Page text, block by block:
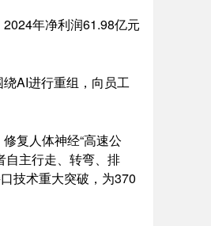
年净利润61.98亿元
AI进行重组，向员工
复人体神经“高速公
自主行走、转弯、排
技术重大突破，为370